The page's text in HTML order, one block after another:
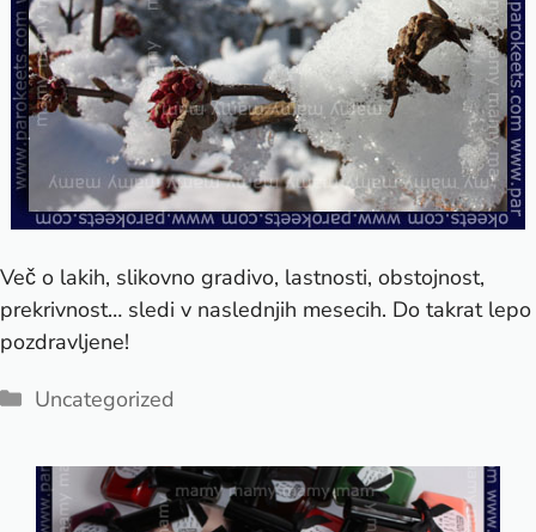
Več o lakih, slikovno gradivo, lastnosti, obstojnost,
prekrivnost… sledi v naslednjih mesecih. Do takrat lepo
pozdravljene!
Categories
Uncategorized